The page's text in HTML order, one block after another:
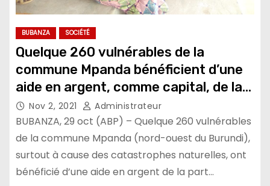
BUBANZA SOCIÉTÉ
Quelque 260 vulnérables de la
commune Mpanda bénéficient d’une
aide en argent, comme capital, de la
part de l’ONG OXFAM
Nov 2, 2021 Administrateur
BUBANZA, 29 oct (ABP) – Quelque 260 vulnérables
de la commune Mpanda (nord-ouest du Burundi),
surtout à cause des catastrophes naturelles, ont
bénéficié d’une aide en argent de la part…